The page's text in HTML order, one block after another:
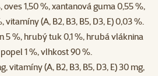
oves 1,50 %, xantanová guma 0,55 %,
(A, B2, B3, B5, D3, E) 0,03 %.
5 %, hrubý tuk 0,1 %, hrubá vláknina
1 %, vlhkost 90 %.
vitamíny (A, B2, B3, B5, D3, E) 30 mg,